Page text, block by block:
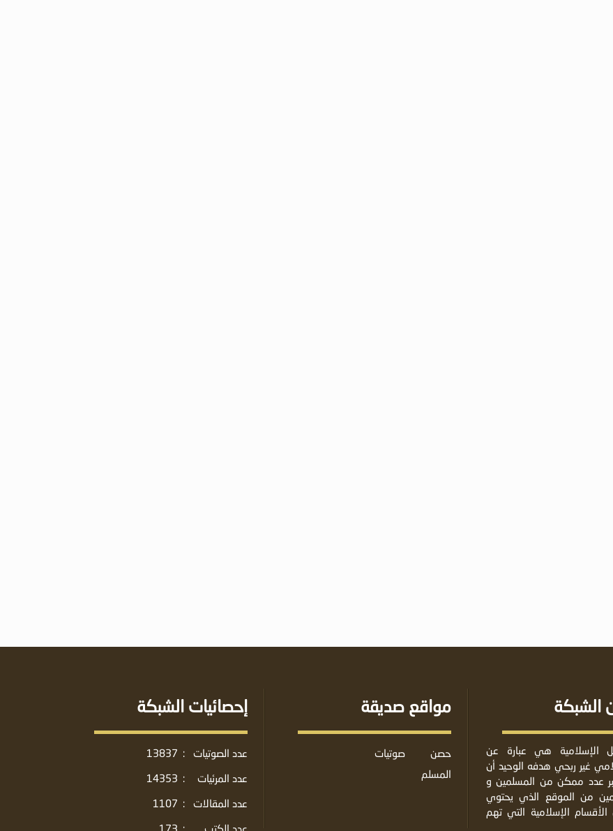
الشبكة
الإسلامية هي عبارة عن
غير ربحي هدفه الوحيد أن
عدد ممكن من المسلمين و
من الموقع الذي يحتوي
الأقسام الإسلامية التي تهم
مواقع صديقة
حصن
المسلم
صوتيات
إحصائيات الشبكة
عدد الصوتيات :
13837
عدد المرئيات
:
14353
عدد المقالات
:
1107
عدد الكتب
:
173